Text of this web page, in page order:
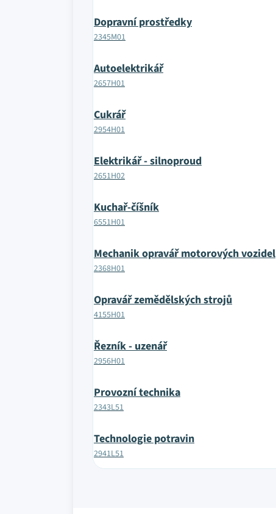
Dopravní prostředky
2345M01
Autoelektrikář
2657H01
Cukrář
2954H01
Elektrikář - silnoproud
2651H02
Kuchař-číšník
6551H01
Mechanik opravář motorových vozidel
2368H01
Opravář zemědělských strojů
4155H01
Řezník - uzenář
2956H01
Provozní technika
2343L51
Technologie potravin
2941L51